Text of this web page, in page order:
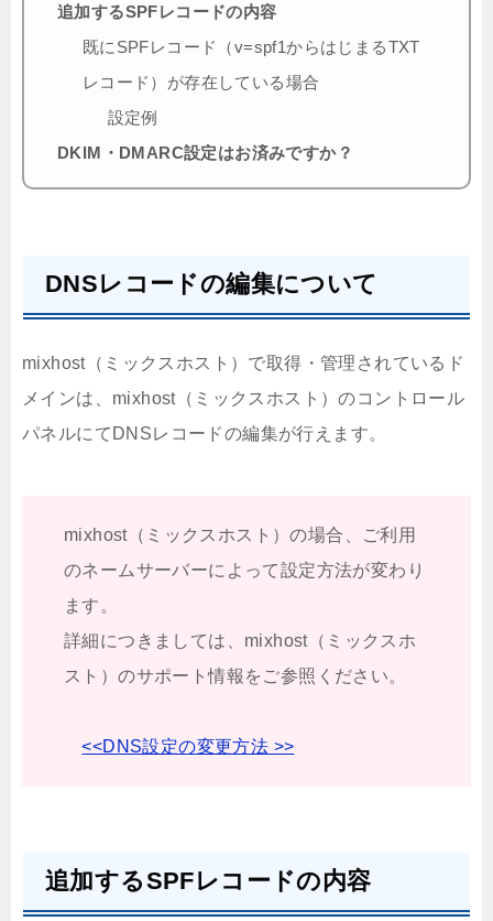
追加するSPFレコードの内容
既にSPFレコード（v=spf1からはじまるTXT
レコード）が存在している場合
設定例
DKIM・DMARC設定はお済みですか？
DNSレコードの編集について
mixhost（ミックスホスト）で取得・管理されているド
メインは、mixhost（ミックスホスト）のコントロール
パネルにてDNSレコードの編集が行えます。
mixhost（ミックスホスト）の場合、ご利用
のネームサーバーによって設定方法が変わり
ます。
詳細につきましては、mixhost（ミックスホ
スト）のサポート情報をご参照ください。
<<DNS設定の変更方法 >>
追加するSPFレコードの内容